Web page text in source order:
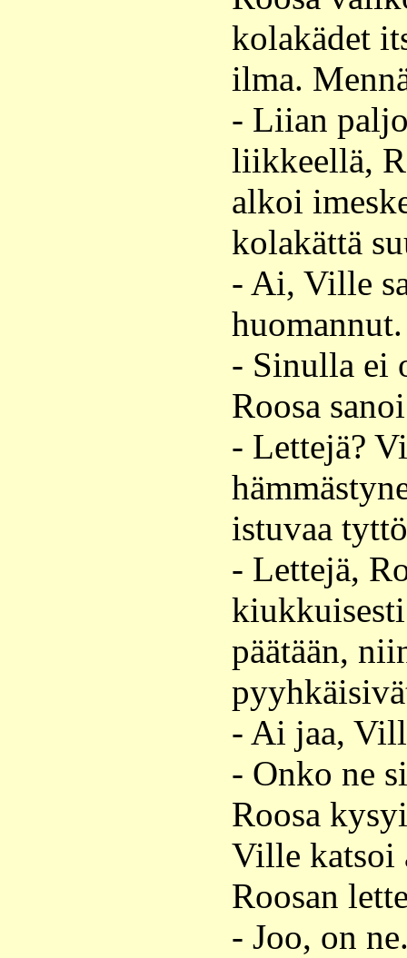
kolakädet
ilma.
- Liian
liikkeellä,
alkoi
kolakättä
- Ai, Ville
huomannut.
- Sinulla ei
Roosa
- Lettejä?
istuvaa
- Lettejä,
päätään,
- Ai jaa,
- Onko ne
Roosa
Ville katsoi
Roosan
- Joo, on